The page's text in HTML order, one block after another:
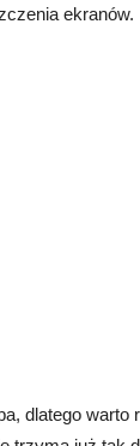
ekranów.
dlatego warto